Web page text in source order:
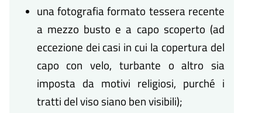
una fotografia formato tessera recente
a mezzo busto e a capo scoperto (ad
eccezione dei casi in cui la copertura del
capo con velo, turbante o altro sia
imposta da motivi religiosi, purché i
tratti del viso siano ben visibili);